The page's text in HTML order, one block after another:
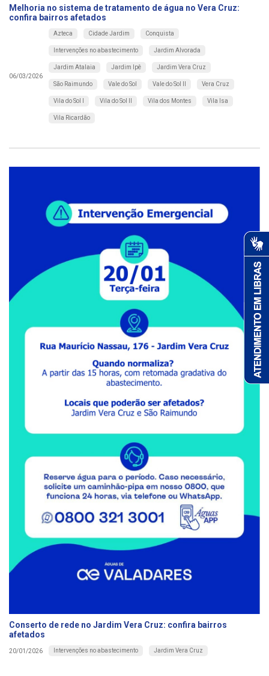
Melhoria no sistema de tratamento de água no Vera Cruz:
confira bairros afetados
06/03/2026
Azteca Cidade Jardim Conquista
Intervenções no abastecimento Jardim Alvorada
Jardim Atalaia Jardim Ipê Jardim Vera Cruz
São Raimundo Vale do Sol Vale do Sol II Vera Cruz
Vila do Sol I Vila do Sol II Vila dos Montes Vila Isa
Vila Ricardão
Conserto de rede no Jardim Vera Cruz: confira bairros
afetados
20/01/2026 Intervenções no abastecimento Jardim Vera Cruz